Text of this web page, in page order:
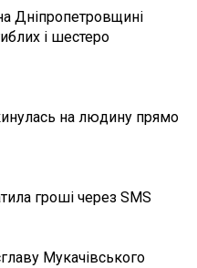
Дніпропетровщині
і шестеро
на людину прямо
гроші через SMS
Мукачівського